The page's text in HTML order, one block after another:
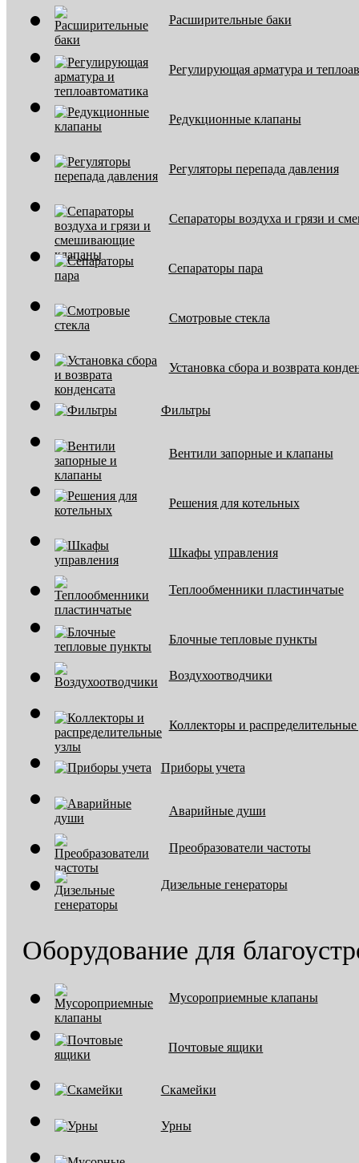
Расширительные баки
Регулирующая арматура и
Редукционные клапаны
Регуляторы перепада давления
Сепараторы воздуха и грязи и
Сепараторы пара
Смотровые стекла
Установка сбора и возврата
Фильтры
Вентили запорные и клапаны
Решения для котельных
Шкафы управления
Теплообменники пластинчатые
Блочные тепловые пункты
Воздухоотводчики
Коллекторы и
Приборы учета
Аварийные души
Преобразователи частоты
Дизельные генераторы
Оборудование для
Мусороприемные клапаны
Почтовые ящики
Скамейки
Урны